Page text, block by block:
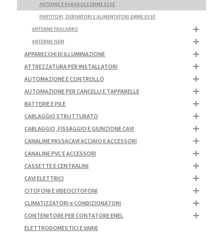
ANTENNE E PARABOLE EMME ESSE
PARTITORI, DERIVATORI E ALIMENTATORI EMME ESSE
ANTENNE FRACARRO
ANTENNE IVEM
APPARECCHI DI ILLUMINAZIONE
ATTREZZATURA PER INSTALLATORI
AUTOMAZIONE E CONTROLLO
AUTOMAZIONE PER CANCELLI E TAPPARELLE
BATTERIE E PILE
CABLAGGIO STRUTTURATO
CABLAGGIO, FISSAGGIO E GIUNZIONE CAVI
CANALINE PASSACAVI ACCIAIO E ACCESSORI
CANALINE PVC E ACCESSORI
CASSETTE E CENTRALINI
CAVI ELETTRICI
CITOFONI E VIDEOCITOFONI
CLIMATIZZATORI e CONDIZIONATORI
CONTENITORE PER CONTATORE ENEL
ELETTRODOMESTICI E VARIE